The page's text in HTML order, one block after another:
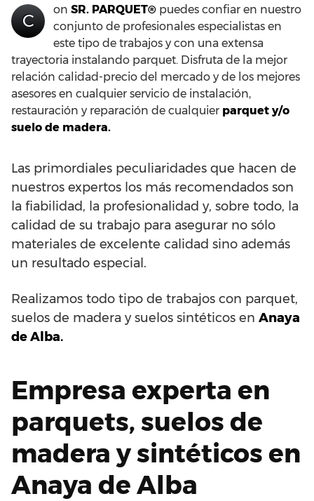
C
on SR. PARQUET® puedes confiar en nuestro
conjunto de profesionales especialistas en
este tipo de trabajos y con una extensa
trayectoria instalando parquet. Disfruta de la mejor
relación calidad-precio del mercado y de los mejores
asesores en cualquier servicio de instalación,
restauración y reparación de cualquier parquet y/o
suelo de madera.
Las primordiales peculiaridades que hacen de
nuestros expertos los más recomendados son
la fiabilidad, la profesionalidad y, sobre todo, la
calidad de su trabajo para asegurar no sólo
materiales de excelente calidad sino además
un resultado especial.
Realizamos todo tipo de trabajos con parquet,
suelos de madera y suelos sintéticos en Anaya
de Alba.
Empresa experta en
parquets, suelos de
madera y sintéticos en
Anaya de Alba